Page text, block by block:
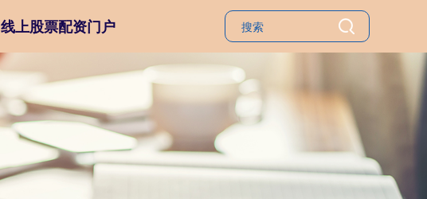
线上股票配资门户